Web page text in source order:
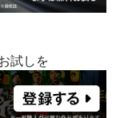
試しを